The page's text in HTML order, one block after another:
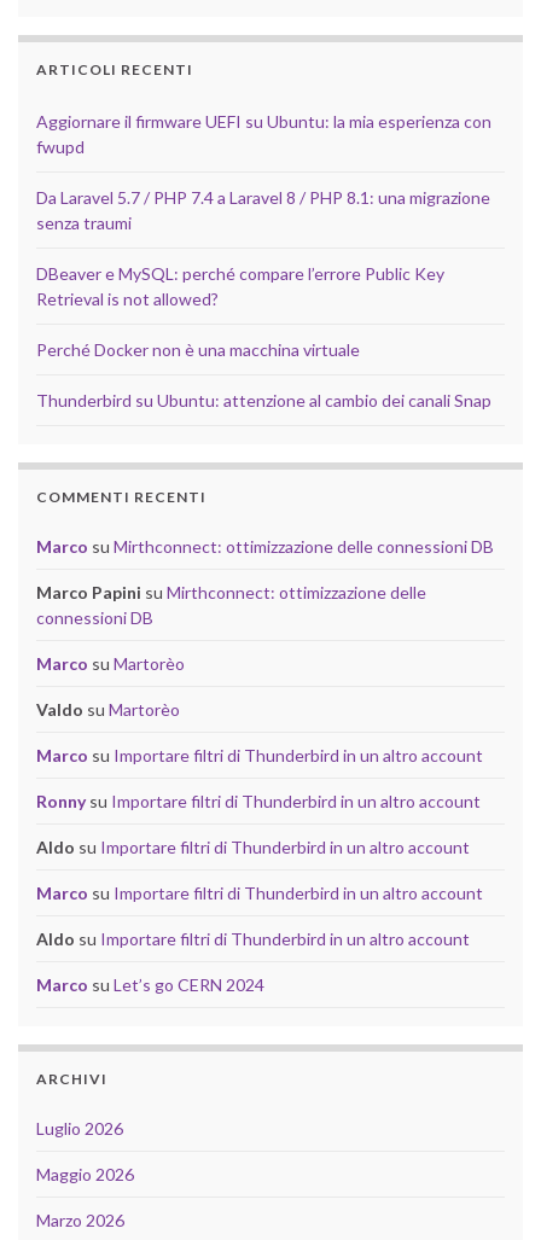
ARTICOLI RECENTI
Aggiornare il firmware UEFI su Ubuntu: la mia esperienza con
fwupd
Da Laravel 5.7 / PHP 7.4 a Laravel 8 / PHP 8.1: una migrazione
senza traumi
DBeaver e MySQL: perché compare l’errore Public Key
Retrieval is not allowed?
Perché Docker non è una macchina virtuale
Thunderbird su Ubuntu: attenzione al cambio dei canali Snap
COMMENTI RECENTI
Marco su Mirthconnect: ottimizzazione delle connessioni DB
Marco Papini su Mirthconnect: ottimizzazione delle
connessioni DB
Marco su Martorèo
Valdo su Martorèo
Marco su Importare filtri di Thunderbird in un altro account
Ronnysu Importare filtri di Thunderbird in un altro account
Aldo su Importare filtri di Thunderbird in un altro account
Marco su Importare filtri di Thunderbird in un altro account
Aldo su Importare filtri di Thunderbird in un altro account
Marco su Let’s go CERN 2024
ARCHIVI
Luglio 2026
Maggio 2026
Marzo 2026